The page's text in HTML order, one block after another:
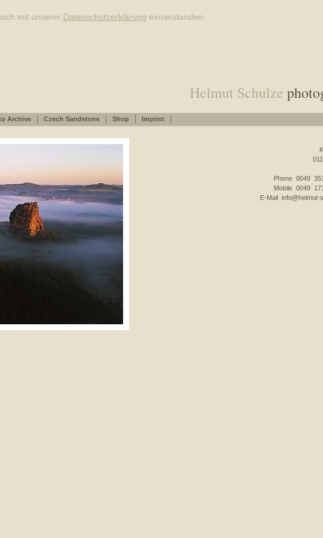
mit unserer Datenschutzerklärung einverstanden.
Helmut Schulze
Archive Czech Sandstone Shop Imprint
Phone 0049
Mobile 0049
E-Mail info@helmut-